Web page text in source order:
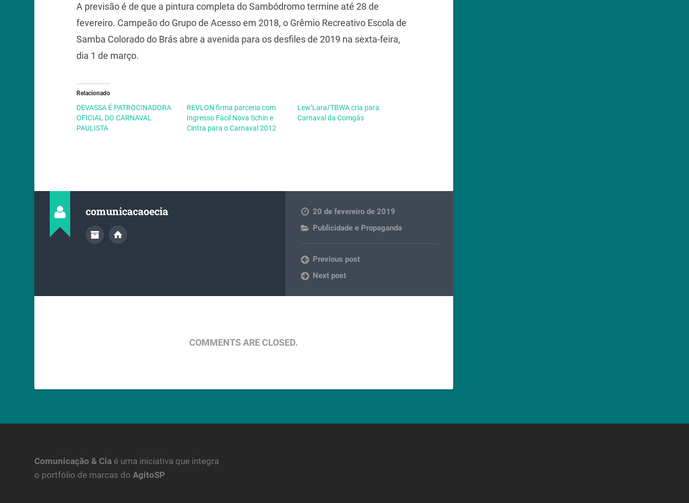
A previsão é de que a pintura completa do Sambódromo termine até 28 de
fevereiro. Campeão do Grupo de Acesso em 2018, o Grêmio Recreativo Escola de
Samba Colorado do Brás abre a avenida para os desfiles de 2019 na sexta-feira,
dia 1 de março.
Relacionado
DEVASSA É PATROCINADORA
OFICIAL DO CARNAVAL
PAULISTA
REVLON firma parceria com
Ingresso Fácil Nova Schin e
Cintra para o Carnaval 2012
Lew’Lara/TBWA cria para
Carnaval da Comgás
comunicacaoecia
20 de fevereiro de 2019
Publicidade e Propaganda
Previous post
Next post
COMMENTS ARE CLOSED.
Comunicação & Cia é uma iniciativa que integra
o portfólio de marcas doAgitoSP